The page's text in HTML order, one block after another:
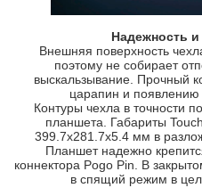
Надежность и
Внешняя поверхность
поэтому не собирает
выскальзывание. Прочный
царапин и появлению
Контуры чехла в точности
планшета. Габариты
399.7х281.7х5.4 мм в
Планшет надежно
коннектора Pogo Pin. В
в спящий режим в